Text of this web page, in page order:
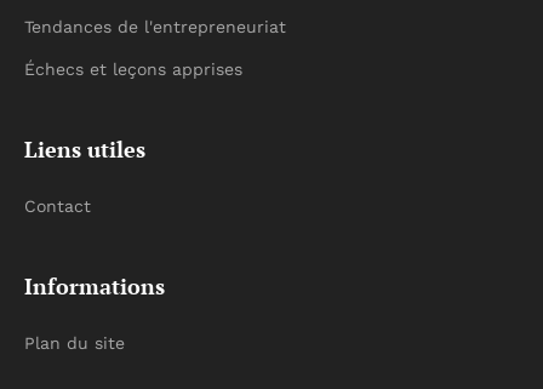
Tendances de l'entrepreneuriat
Échecs et leçons apprises
Liens utiles
Contact
Informations
Plan du site